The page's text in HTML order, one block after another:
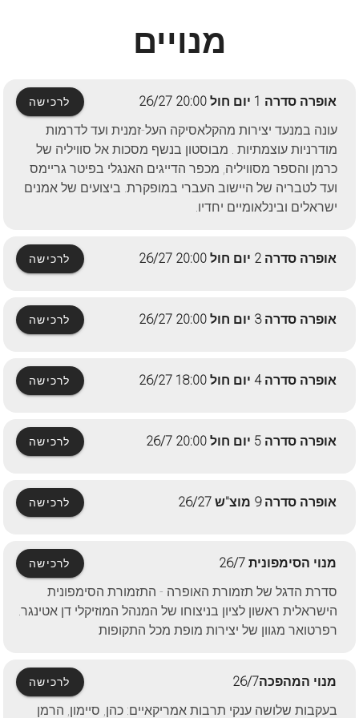
מנויים
אופרה סדרה 1 יום חול 20:00 26/27 לרכישה
עונה במנעד יצירות מהקלאסיקה העל-זמנית ועד לדרמות
מודרניות עוצמתיות . מבוסטון בנשף מסכות אל סוויליה של
כרמן והספר מסוויליה, מכפר הדייגים האנגלי בפיטר גריימס
ועד לטבריה של היישוב העברי במופקרת. ביצועים של אמנים
ישראלים ובינלאומיים יחדיו.
אופרה סדרה 2 יום חול 20:00 26/27 לרכישה
אופרה סדרה 3 יום חול 20:00 26/27 לרכישה
אופרה סדרה 4 יום חול 18:00 26/27 לרכישה
אופרה סדרה 5 יום חול 20:00 26/7 לרכישה
אופרה סדרה 9 מוצ"ש 26/27 לרכישה
מנוי הסימפונית 26/7 לרכישה
סדרת הדגל של תזמורת האופרה - התזמורת הסימפונית
הישראלית ראשון לציון בניצוחו של המנהל המוזיקלי דן אטינגר.
רפרטואר מגוון של יצירות מופת מכל התקופות
מנוי המהפכה26/7 לרכישה
בעקבות שלושה ענקי תרבות אמריקאיים: כהן, סיימון, הרמן